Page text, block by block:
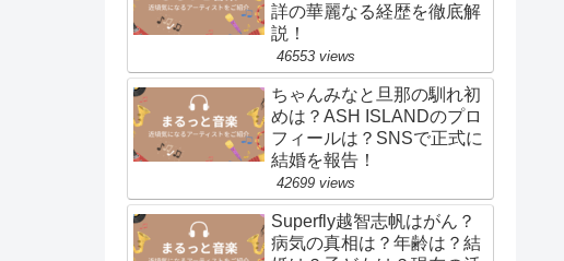
詳の華麗なる経歴を徹底解
説！
46553 views
ちゃんみなと旦那の馴れ初
めは？ASH ISLANDのプロ
フィールは？SNSで正式に
結婚を報告！
42699 views
Superfly越智志帆はがん？
病気の真相は？年齢は？結